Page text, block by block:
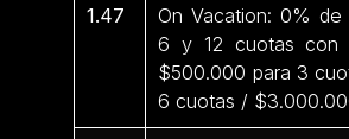
1.47
On Vacation: 0%
6 y 12 cuotas con
$500.000 para 3
6 cuotas /